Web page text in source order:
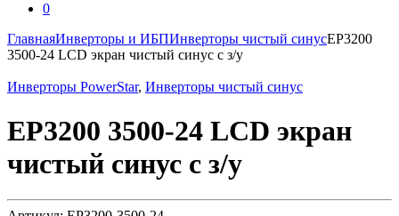
0
ГлавнаяИнверторы и ИБПИнверторы чистый синусEP3200
3500-24 LCD экран чистый синус с з/у
Инверторы PowerStar, Инверторы чистый синус
EP3200 3500-24 LCD экран
чистый синус с з/у